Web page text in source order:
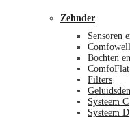
Zehnder
Sensoren
Comfowell
Bochten
ComfoFlat
Filters
Systeem C
Systeem D